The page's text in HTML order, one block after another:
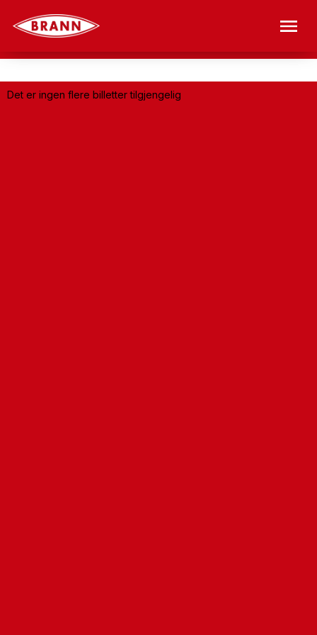
Det er ingen flere billetter tilgjengelig